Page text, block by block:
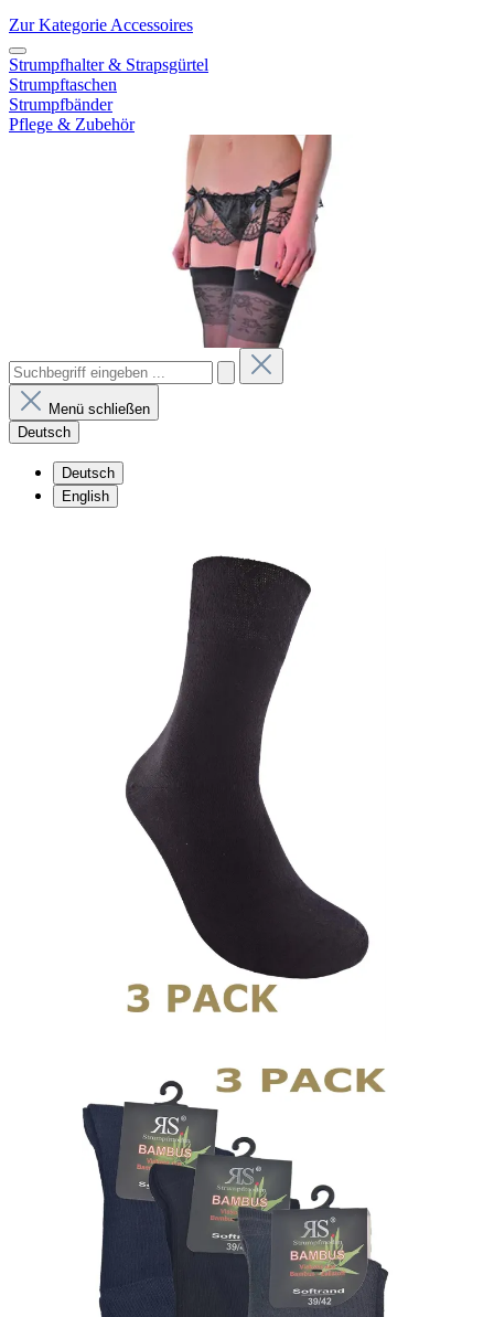
Zur Kategorie Accessoires
Strumpfhalter & Strapsgürtel
Strumpftaschen
Strumpfbänder
Pflege & Zubehör
Menü schließen
Deutsch
Deutsch
English